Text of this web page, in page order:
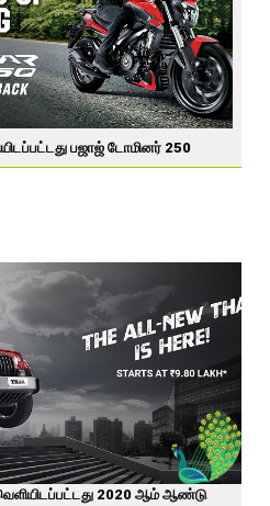
பஜாஜ் டோமினர் 250
2020 ஆம் ஆண்டு